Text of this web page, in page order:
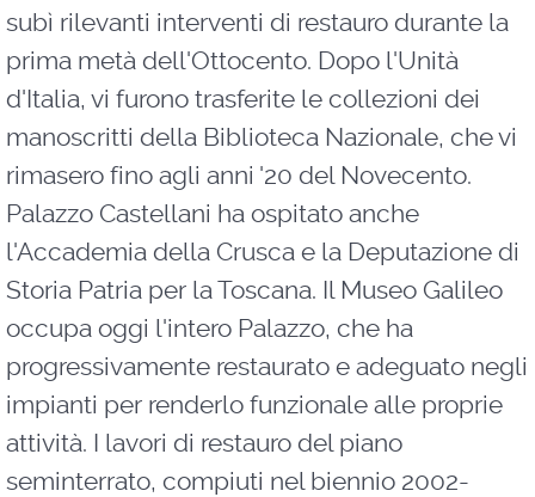
subì rilevanti interventi di restauro durante la
prima metà dell'Ottocento. Dopo l'Unità
d'Italia, vi furono trasferite le collezioni dei
manoscritti della Biblioteca Nazionale, che vi
rimasero fino agli anni '20 del Novecento.
Palazzo Castellani ha ospitato anche
l'Accademia della Crusca e la Deputazione di
Storia Patria per la Toscana. Il Museo Galileo
occupa oggi l'intero Palazzo, che ha
progressivamente restaurato e adeguato negli
impianti per renderlo funzionale alle proprie
attività. I lavori di restauro del piano
seminterrato, compiuti nel biennio 2002-